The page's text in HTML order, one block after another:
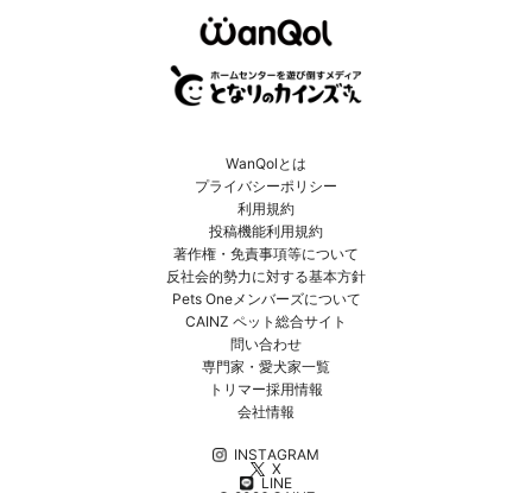
WanQolとは
プライバシーポリシー
利用規約
投稿機能利用規約
著作権・免責事項等について
反社会的勢力に対する基本方針
Pets Oneメンバーズについて
CAINZ ペット総合サイト
問い合わせ
専門家・愛犬家一覧
トリマー採用情報
会社情報
INSTAGRAM
X
LINE